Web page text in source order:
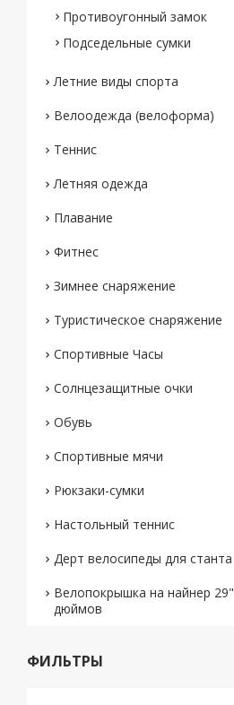
Противоугонный замок
Подседельные сумки
Летние виды спорта
Велоодежда (велоформа)
Теннис
Летняя одежда
Плавание
Фитнес
Зимнее снаряжение
Туристическое снаряжение
Спортивные Часы
Солнцезащитные очки
Обувь
Спортивные мячи
Рюкзаки-сумки
Настольный теннис
Дерт велосипеды для станта
Велопокрышка на найнер 29"
дюймов
ФИЛЬТРЫ